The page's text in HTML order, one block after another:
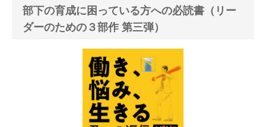
部下の育成に困っている方への必読書（リー
ダーのための３部作 第三弾）